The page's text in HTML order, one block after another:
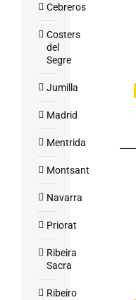
Cebreros
Costers
del
Segre
Jumilla
Madrid
Mentrida
Montsant
Navarra
Priorat
Ribeira
Sacra
Ribeiro